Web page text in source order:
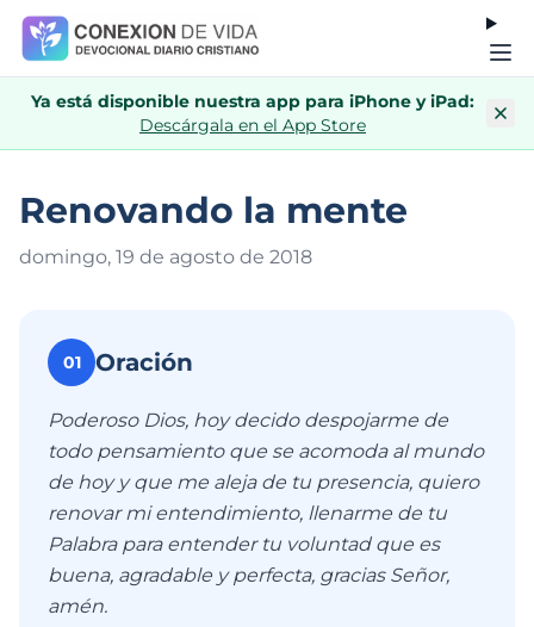
Ya está disponible nuestra app para iPhone y iPad:
Descárgala en el App Store
Renovando la mente
domingo, 19 de agosto de 2018
01 Oración
Poderoso Dios, hoy decido despojarme de
todo pensamiento que se acomoda al mundo
de hoy y que me aleja de tu presencia, quiero
renovar mi entendimiento, llenarme de tu
Palabra para entender tu voluntad que es
buena, agradable y perfecta, gracias Señor,
amén.